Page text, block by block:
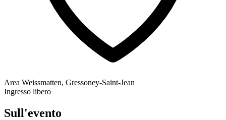
Area Weissmatten, Gressoney-Saint-Jean
Ingresso libero
Sull'evento